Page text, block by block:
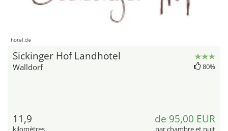
hotel.de
Sickinger Hof Landhotel
Walldorf 80%
11,9 de 95,00 EUR